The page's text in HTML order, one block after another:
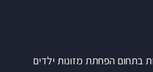
בתחום הפחתת מזונות ילדים